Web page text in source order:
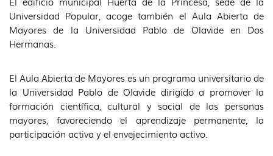
idioma
Universidad Popular, acoge también el Aula Abierta de
Mayores de la Universidad Pablo de Olavide en Dos
Hermanas.
El Aula Abierta de Mayores es un programa universitario de
la Universidad Pablo de Olavide dirigido a promover la
formación científica, cultural y social de las personas
mayores, favoreciendo el aprendizaje permanente, la
participación activa y el envejecimiento activo.